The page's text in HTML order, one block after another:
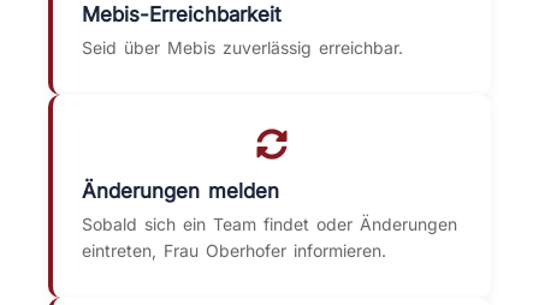
Mebis-Erreichbarkeit
Seid über Mebis zuverlässig erreichbar.
Änderungen melden
Sobald sich ein Team findet oder Änderungen
eintreten, Frau Oberhofer informieren.